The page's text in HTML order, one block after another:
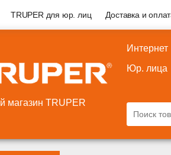
TRUPER для юр. лиц Доставка и
магазин TRUPER
Интернет
Юр. лица